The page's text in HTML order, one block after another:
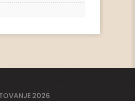
2026